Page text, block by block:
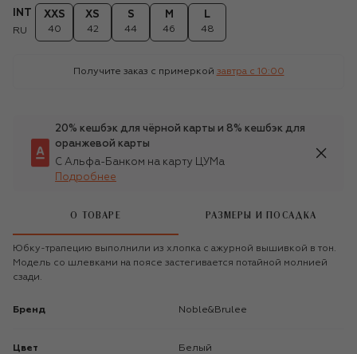
INT
RU
XXS
40
XS
42
S
44
M
46
L
48
Получите заказ с примеркой завтра c 10:00
20% кешбэк для чёрной карты и 8% кешбэк для
оранжевой карты
С Альфа-Банком на карту ЦУМа
Подробнее
О ТОВАРЕ РАЗМЕРЫ И ПОСАДКА
Юбку-трапецию выполнили из хлопка с ажурной вышивкой в тон.
Модель со шлевками на поясе застегивается потайной молнией
сзади.
Бренд Noble&Brulee
Цвет Белый